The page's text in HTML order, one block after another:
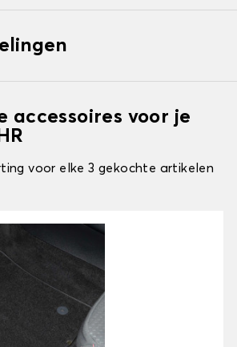
accessoires voor je
voor elke 3 gekochte artikelen